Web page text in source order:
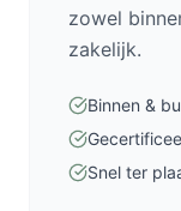
zowel
zakelijk.
Binnen &
Snel ter